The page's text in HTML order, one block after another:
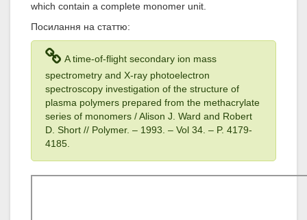
which contain a complete monomer unit.
Посилання на статтю:
A time-of-flight secondary ion mass
spectrometry and X-ray photoelectron
spectroscopy investigation of the structure of
plasma polymers prepared from the methacrylate
series of monomers / Alison J. Ward and Robert
D. Short // Polymer. – 1993 . – Vol 34 . – P. 4179-
4185.